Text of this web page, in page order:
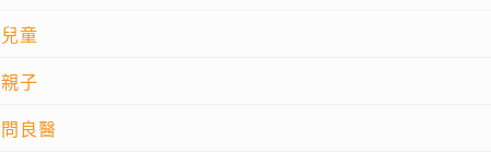
兒童
親子
問良醫